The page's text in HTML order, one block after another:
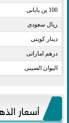
100 ين يابانى​
ريال سعودى​
دينار كويتى​
درهم اماراتى​
اليوان الصينى​
أسعار